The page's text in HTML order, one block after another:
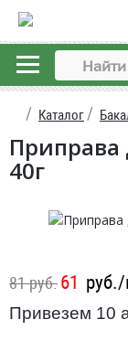
Каталог
Приправа
40г
81 руб.61
Привезем 10